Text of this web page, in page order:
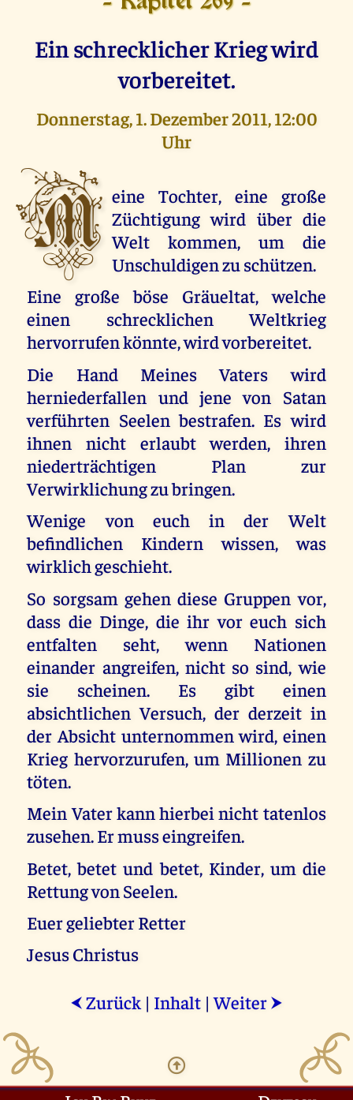
Ein schrecklicher Krieg wird
vorbereitet.
Donnerstag, 1. Dezember 2011, 12:00
Uhr
M eine Tochter, eine große
Züchtigung wird über die
Welt kommen, um die
Unschuldigen zu schützen.
Eine große böse Gräueltat, welche
einen schrecklichen Weltkrieg
hervorrufen könnte, wird vorbereitet.
Die Hand Meines Vaters wird
herniederfallen und jene von Satan
verführten Seelen bestrafen. Es wird
ihnen nicht erlaubt werden, ihren
niederträchtigen Plan zur
Verwirklichung zu bringen.
Wenige von euch in der Welt
befindlichen Kindern wissen, was
wirklich geschieht.
So sorgsam gehen diese Gruppen vor,
dass die Dinge, die ihr vor euch sich
entfalten seht, wenn Nationen
einander angreifen, nicht so sind, wie
sie scheinen. Es gibt einen
absichtlichen Versuch, der derzeit in
der Absicht unternommen wird, einen
Krieg hervorzurufen, um Millionen zu
töten.
Mein Vater kann hierbei nicht tatenlos
zusehen. Er muss eingreifen.
Betet, betet und betet, Kinder, um die
Rettung von Seelen.
Euer geliebter Retter
Jesus Christus
⮜ Zurück | Inhalt |Weiter ⮞